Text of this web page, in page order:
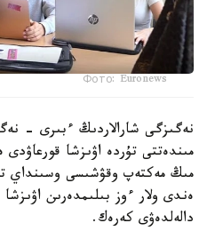
Фото: Euronews
نەگىزگى شارالاردىڭ ءبىرى -
مىڭ مەكتەپ وقۋشىسى وسىنداي
ەندى ولار ءوز بىلىمدەرىن
دالەلدەۋى كەرەك.